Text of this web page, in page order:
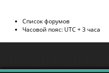
Список форумов
Часовой пояс: UTC + 3 часа